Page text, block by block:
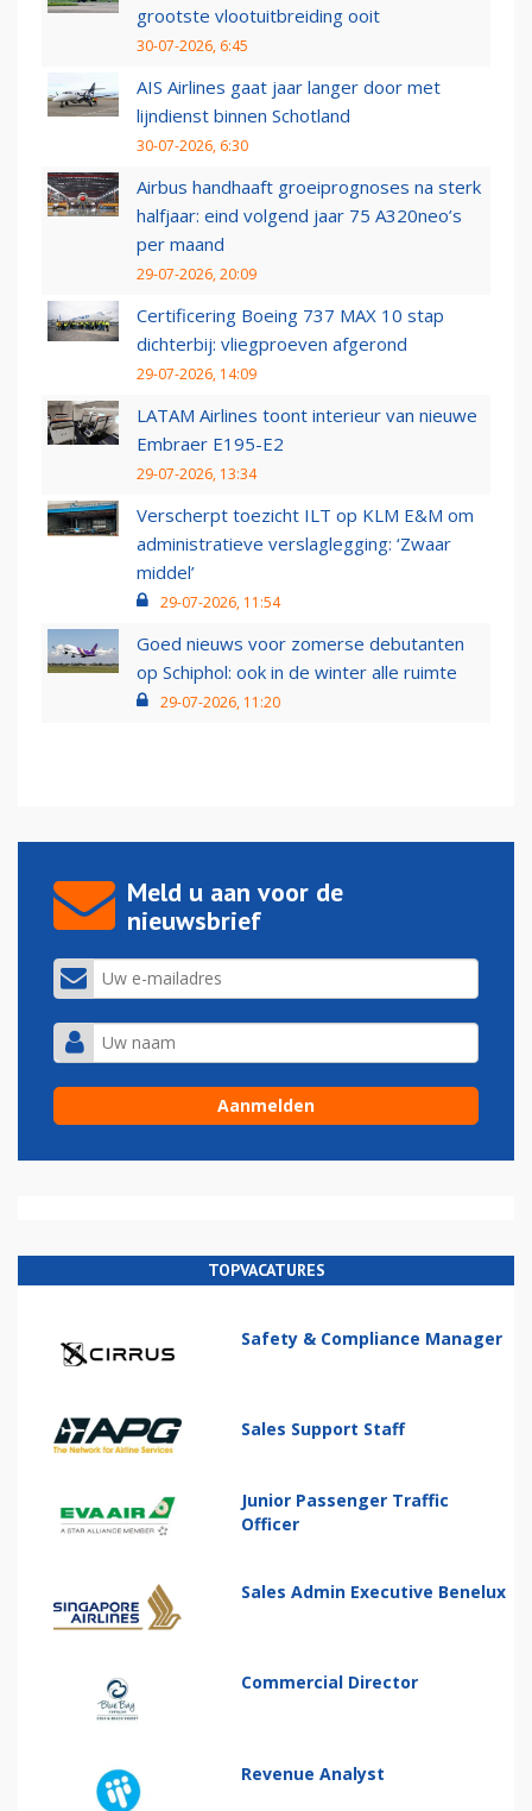
grootste vlootuitbreiding ooit
30-07-2026, 6:45
AIS Airlines gaat jaar langer door met
lijndienst binnen Schotland
30-07-2026, 6:30
Airbus handhaaft groeiprognoses na sterk
halfjaar: eind volgend jaar 75 A320neo’s
per maand
29-07-2026, 20:09
Certificering Boeing 737 MAX 10 stap
dichterbij: vliegproeven afgerond
29-07-2026, 14:09
LATAM Airlines toont interieur van nieuwe
Embraer E195-E2
29-07-2026, 13:34
Verscherpt toezicht ILT op KLM E&M om
administratieve verslaglegging: ‘Zwaar
middel’
29-07-2026, 11:54
Goed nieuws voor zomerse debutanten
op Schiphol: ook in de winter alle ruimte
29-07-2026, 11:20
Meld u aan voor de
nieuwsbrief
TOPVACATURES
Safety & Compliance Manager
Sales Support Staff
Junior Passenger Traffic
Officer
Sales Admin Executive Benelux
Commercial Director
Revenue Analyst